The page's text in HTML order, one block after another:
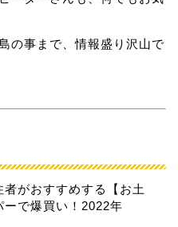
の事まで、情報盛り沢山で
者がおすすめする【お土
ーで爆買い！2022年